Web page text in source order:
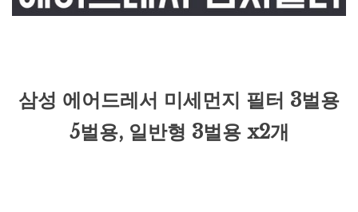
삼성 에어드레서 미세먼지 필터 3벌용
5벌용, 일반형 3벌용 x2개